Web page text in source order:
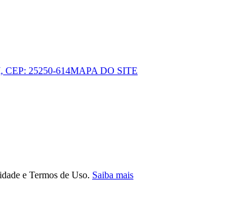
25250-614MAPA DO SITE
e Termos de Uso. Saiba mais